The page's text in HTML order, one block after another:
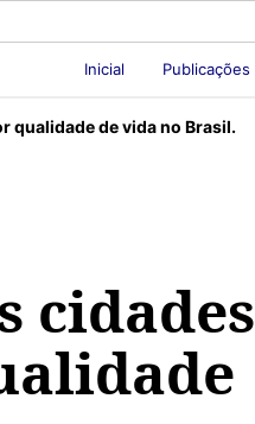
Inicial Publicações
qualidade de vida no Brasil.
cidades